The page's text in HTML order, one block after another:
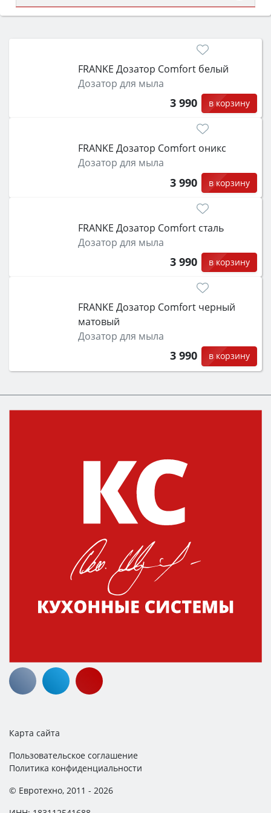
Сначала определитесь с типом (газовый или
затем смотрите на объём 50–70 л для семьи,
функции (конвекция, гриль, самоочистка,
защита от детей).
FRANKE Дозатор Comfort белый
Дозатор для мыла
3 990 в корзину
FRANKE Дозатор Comfort оникс
Дозатор для мыла
3 990 в корзину
FRANKE Дозатор Comfort сталь
Дозатор для мыла
3 990 в корзину
FRANKE Дозатор Comfort черный
матовый
Дозатор для мыла
3 990 в корзину
Карта сайта
Пользовательское соглашение
Политика конфиденциальности
© Евротехно, 2011 - 2026